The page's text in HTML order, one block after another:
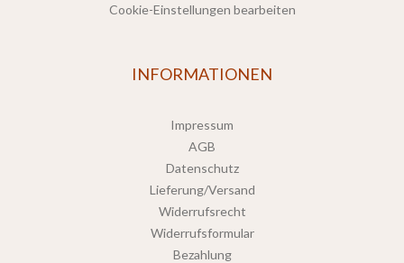
Cookie-Einstellungen bearbeiten
INFORMATIONEN
Impressum
AGB
Datenschutz
Lieferung/Versand
Widerrufsrecht
Widerrufsformular
Bezahlung